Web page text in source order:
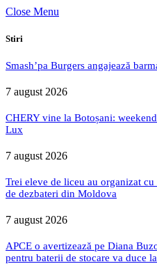
Close Menu
Stiri
Smash’pa Burgers angajează
7 august 2026
CHERY vine la Botoșani:
Lux
7 august 2026
Trei eleve de liceu au organizat
de dezbateri din Moldova
7 august 2026
APCE o avertizează pe Diana
pentru baterii de stocare va duce